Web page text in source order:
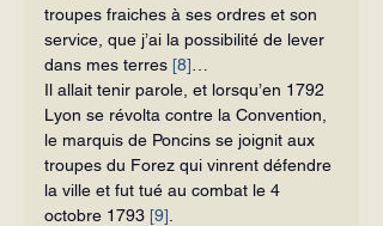
troupes fraiches à ses ordres et son
service, que j’ai la possibilité de lever
dans mes terres [8]
Il allait tenir parole, et lorsqu’en 1792
Lyon se révolta contre la Convention,
le marquis de Poncins se joignit aux
troupes du Forez qui vinrent défendre
la ville et fut tué au combat le 4
octobre 1793 [9]